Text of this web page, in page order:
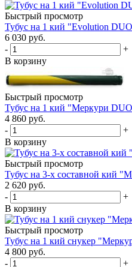
Быстрый просмотр
Тубус на 1 кий "Evolution
6 030 руб.
-
+
В корзину
Быстрый просмотр
Тубус на 1 кий "Меркури
4 860 руб.
-
+
В корзину
Быстрый просмотр
Тубус на 3-х составной кий
2 620 руб.
-
+
В корзину
Быстрый просмотр
Тубус на 1 кий снукер
4 800 руб.
-
+